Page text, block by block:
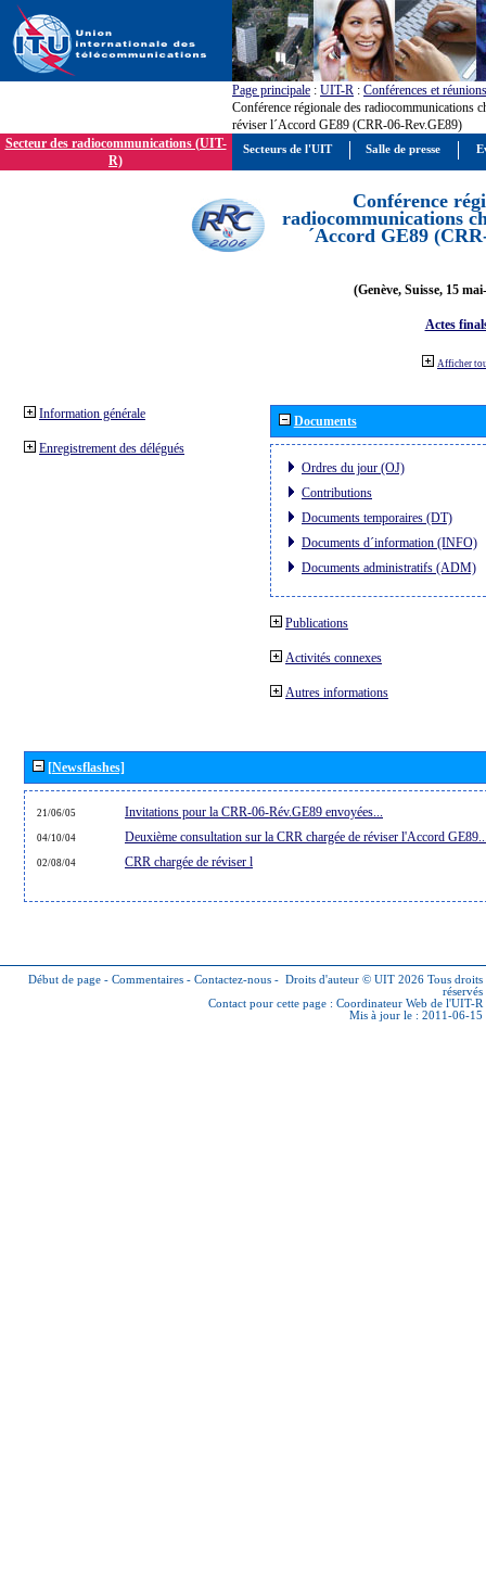
Page principale : UIT-R : Conférences et réunions
Conférence régionale des radiocommunications
réviser l´Accord GE89 (CRR-06-Rev.GE89)
Secteur des radiocommunications (UIT-
R)
Conférence
radiocommunications
´Accord GE89
(Genève, Suisse, 15
Actes
Afficher
Information générale
Enregistrement des délégués
Documents
Ordres du jour (OJ)
Contributions
Documents temporaires (DT)
Documents d´information (INFO)
Documents administratifs (ADM)
Publications
Activités connexes
Autres informations
[Newsflashes]
21/06/05 Invitations pour la CRR-06-Rév.GE89 envoyées...
04/10/04 Deuxième consultation sur la CRR chargée de réviser l'Accord
02/08/04 CRR chargée de réviser l
Début de page - Commentaires - Contactez-nous - Droits d'auteur © UIT 2026 Tous droits
réservés
Contact pour cette page : Coordinateur Web de l'UIT-R
Mis à jour le : 2011-06-15
Secteurs de l'UIT Salle de presse